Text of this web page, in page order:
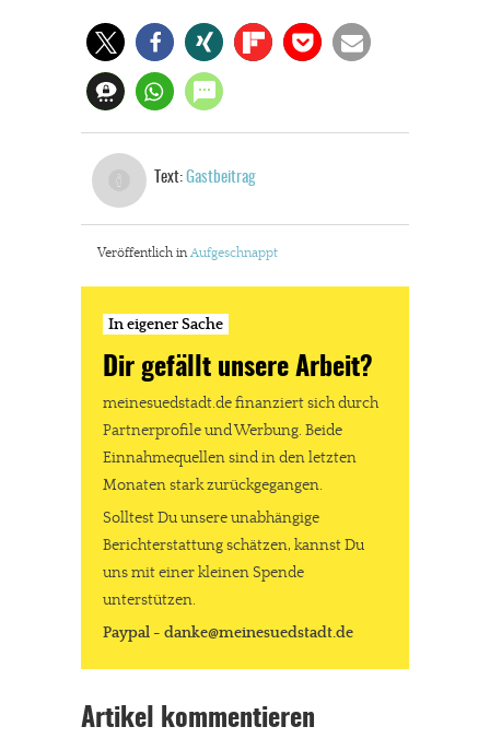
Text: Gastbeitrag
Veröffentlich inAufgeschnappt
In eigener Sache
Dir gefällt unsere Arbeit?
meinesuedstadt.de finanziert sich durch
Partnerprofile und Werbung. Beide
Einnahmequellen sind in den letzten
Monaten stark zurückgegangen.
Solltest Du unsere unabhängige
Berichterstattung schätzen, kannst Du
uns mit einer kleinen Spende
unterstützen.
Paypal - danke@meinesuedstadt.de
Artikel kommentieren